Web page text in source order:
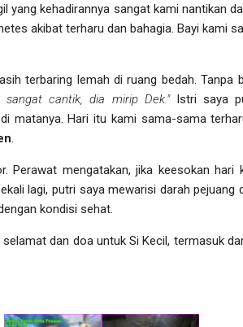
yang kehadirannya sangat kami nantikan
akibat terharu dan bahagia. Bayi kami
terbaring lemah di ruang bedah. Tanpa
sangat cantik, dia mirip Dek."Istri saya
matanya. Hari itu kami sama-sama
Perawat mengatakan, jika keesokan hari
lagi, putri saya mewarisi darah pejuang
kondisi sehat.
dan doa untuk Si Kecil, termasuk